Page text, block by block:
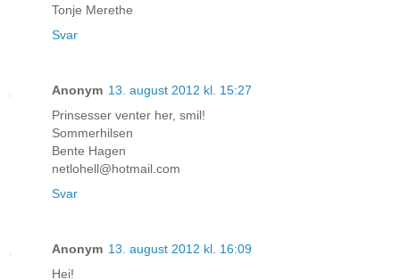
Tonje Merethe
Svar
Anonym 13. august 2012 kl. 15:27
Prinsesser venter her, smil!
Sommerhilsen
Bente Hagen
netlohell@hotmail.com
Svar
Anonym 13. august 2012 kl. 16:09
Hei!